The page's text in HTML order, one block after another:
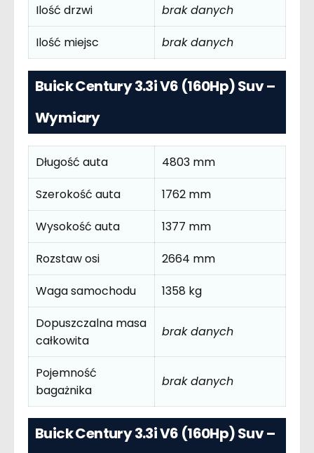
Ilość drzwi
brak danych
Ilość miejsc
brak danych
Buick Century 3.3i V6 (160Hp) Suv –
Wymiary
Długość auta
4803 mm
Szerokość auta
1762 mm
Wysokość auta
1377 mm
Rozstaw osi
2664 mm
Waga samochodu
1358 kg
Dopuszczalna masa
całkowita
brak danych
Pojemność
bagażnika
brak danych
Buick Century 3.3i V6 (160Hp) Suv –